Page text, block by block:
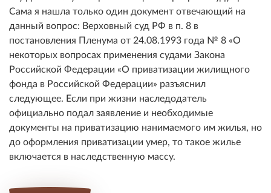
Сама я нашла только один документ отвечающий на
данный вопрос: Верховный суд РФ в п. 8 в
постановления Пленума от 24.08.1993 года № 8 «О
некоторых вопросах применения судами Закона
Российской Федерации «О приватизации жилищного
фонда в Российской Федерации» разъяснил
следующее. Если при жизни наследодатель
официально подал заявление и необходимые
документы на приватизацию нанимаемого им жилья, но
до оформления приватизации умер, то такое жилье
включается в наследственную массу.